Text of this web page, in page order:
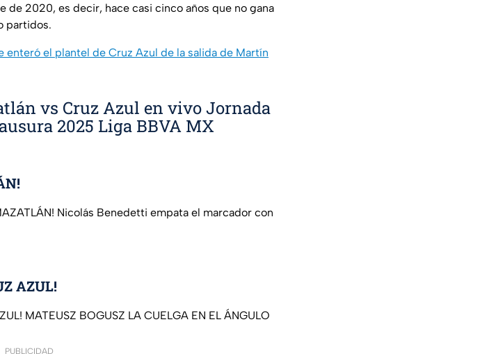
de 2020, es decir, hace casi cinco años que no gana
partidos.
enteró el plantel de Cruz Azul de la salida de Martín
vs Cruz Azul en vivo Jornada
2025 Liga BBVA MX
Nicolás Benedetti empata el marcador con
AZUL!
MATEUSZ BOGUSZ LA CUELGA EN EL ÁNGULO
PUBLICIDAD